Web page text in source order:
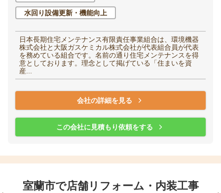
水回り設備更新・機能向上
日本長期住宅メンテナンス有限責任事業組合は、環境機器
株式会社と大阪ガスケミカル株式会社が代表組合員が代表
を務めている組合です。名前の通り住宅メンテナンスを得
意としております。理念として掲げている「住まいを資
産...
会社の詳細を見る
この会社に見積もり依頼をする
室蘭市で店舗リフォーム・内装工事